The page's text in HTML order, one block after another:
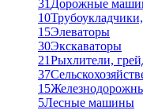
31 Дорожные
10
15Элеваторы
30Экскаваторы
21Рыхлители,
37
15
5Лесные машины